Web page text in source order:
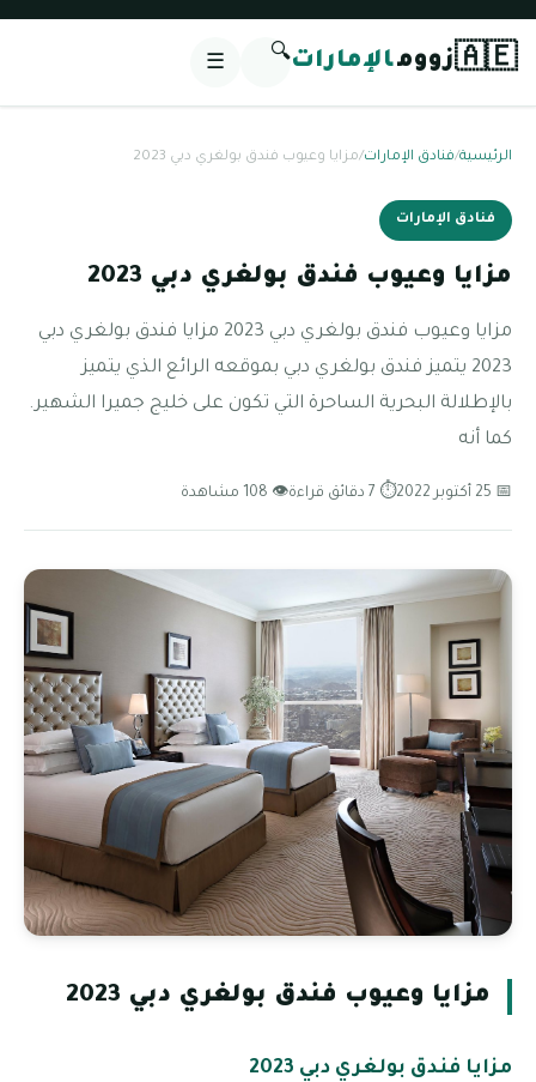
🇦🇪زوومالإمارات🔍
☰
الرئيسية/فنادق الإمارات/مزايا وعيوب فندق بولغري دبي 2023
فنادق الإمارات
مزايا وعيوب فندق بولغري دبي 2023
مزايا وعيوب فندق بولغري دبي 2023 مزايا فندق بولغري دبي
2023 يتميز فندق بولغري دبي بموقعه الرائع الذي يتميز
بالإطلالة البحرية الساحرة التي تكون على خليج جميرا الشهير.
كما أنه
📅 25 أكتوبر 2022 ⏱ 7 دقائق قراءة 👁 108 مشاهدة
مزايا وعيوب فندق بولغري دبي 2023
مزايا فندق بولغري دبي 2023